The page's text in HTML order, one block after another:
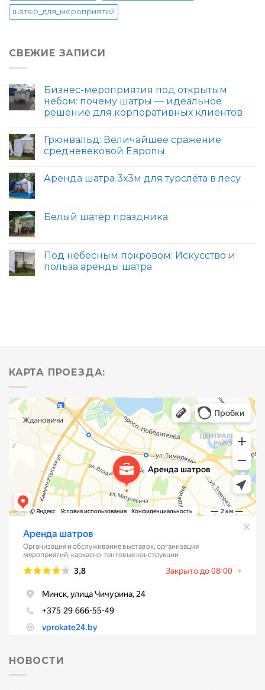
шатер_для_мероприятий
СВЕЖИЕ ЗАПИСИ
Бизнес-мероприятия под открытым
небом: почему шатры — идеальное
решение для корпоративных клиентов
Грюнвальд: Величайшее сражение
средневековой Европы
Аренда шатра 3х3м для турслёта в лесу
Белый шатёр праздника
Под небесным покровом: Искусство и
польза аренды шатра
КАРТА ПРОЕЗДА:
НОВОСТИ